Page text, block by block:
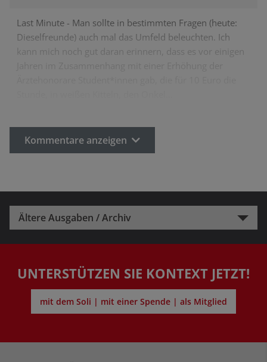
Last Minute - Man sollte in bestimmten Fragen (heute:
Dieselfreunde) auch mal das Umfeld beleuchten. Ich
kann mich noch gut daran erinnern, dass es vor einigen
Kommentare anzeigen
Ältere Ausgaben / Archiv
UNTERSTÜTZEN SIE KONTEXT JETZT!
mit dem Soli | mit einer Spende | als Mitglied